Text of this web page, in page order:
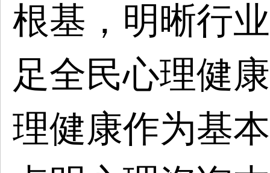
根基，明晰行
足全民心理健
理健康作为基